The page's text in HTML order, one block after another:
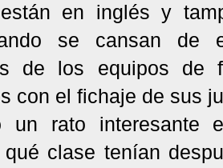
en inglés y
se cansan de
de los equipos de
con el fichaje de sus
un rato interesante
qué clase tenían